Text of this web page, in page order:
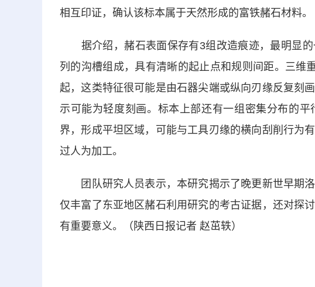
相互印证，确认该标本属于天然形成的富铁赭石材料。
据介绍，赭石表面保存有3组改造痕迹，最明显的
列的沟槽组成，具有清晰的起止点和规则间距。三维
起，这类特征很可能是由石器尖端或纵向刃缘反复刻
示可能为轻度刻画。标本上部还有一组密集分布的
界，形成平坦区域，可能与工具刃缘的横向刮削行为
过人为加工。
团队研究人员表示，本研究揭示了晚更新世早期洛
仅丰富了东亚地区赭石利用研究的考古证据，还对探
有重要意义。（陕西日报记者 赵茁轶）